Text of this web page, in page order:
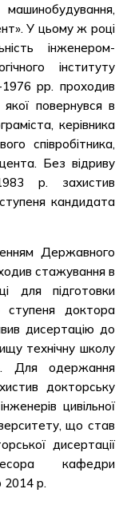
У цьому ж році
інженером-
інституту
рр. проходив
повернувся в
керівника
співробітника,
Без відриву
р. захистив
кандидата
Державного
стажування в
для підготовки
ступеня доктора
дисертацію до
технічну школу
Для одержання
докторську
цивільної
що став
дисертації
кафедри
2014 р.